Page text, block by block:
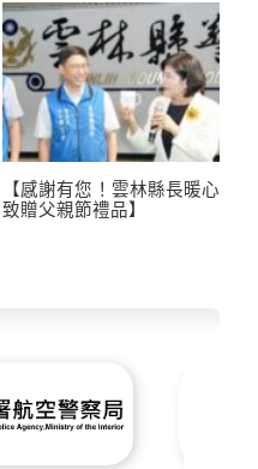
【感謝有您！雲林縣長暖心
致贈父親節禮品】